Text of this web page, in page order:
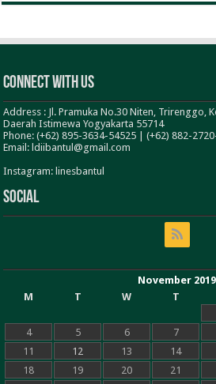
Connect With Us
Address : Jl. Pramuka No.30 Niten, Trirenggo,
Daerah Istimewa Yogyakarta 55714
Phone: (+62) 895-3634-54525 | (+62) 882-
Email: ldiibantul@gmail.com
Instagram: linesbantul
Social
November 2019
M
T W T
4
5 6 7
11
12 13 14
18
19 20 21